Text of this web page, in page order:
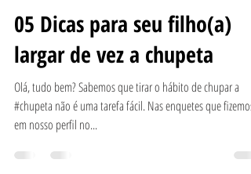
21 de set. de 2021
1 min de leitura
05 Dicas para seu filho(a)
largar de vez a chupeta
Olá, tudo bem? Sabemos que tirar o hábito de chupar a
em nosso perfil no...